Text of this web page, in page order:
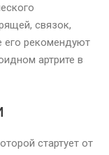
связок,
его рекомендуют
артрите в
стартует от